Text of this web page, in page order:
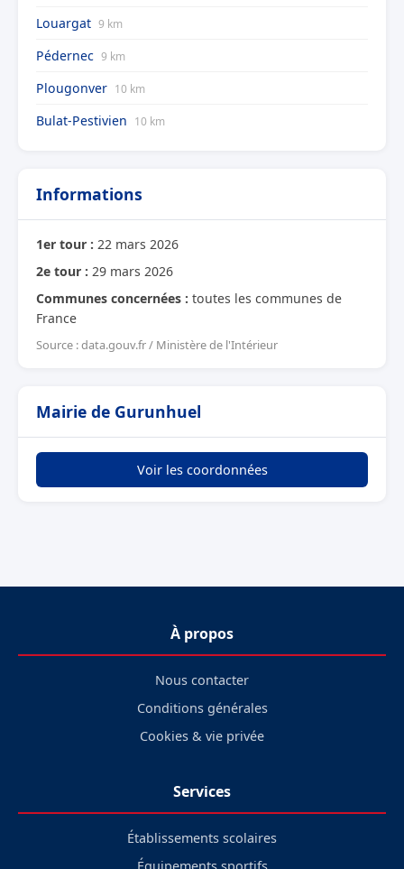
Louargat 9 km
Pédernec 9 km
Plougonver 10 km
Bulat-Pestivien 10 km
Informations
1er tour : 22 mars 2026
2e tour : 29 mars 2026
Communes concernées : toutes les communes de
France
Source : data.gouv.fr / Ministère de l'Intérieur
Mairie de Gurunhuel
Voir les coordonnées
À propos
Nous contacter
Conditions générales
Cookies & vie privée
Services
Établissements scolaires